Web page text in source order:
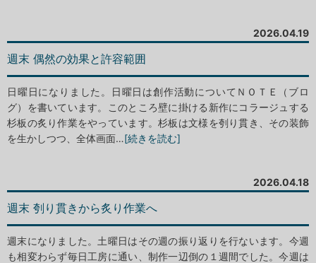
2026.04.19
週末 偶然の効果と許容範囲
日曜日になりました。日曜日は創作活動についてＮＯＴＥ（ブロ
グ）を書いています。このところ壁に掛ける新作にコラージュする
杉板の炙り作業をやっています。杉板は文様を刳り貫き、その装飾
を生かしつつ、全体画面…[続きを読む]
2026.04.18
週末 刳り貫きから炙り作業へ
週末になりました。土曜日はその週の振り返りを行ないます。今週
も相変わらず毎日工房に通い、制作一辺倒の１週間でした。今週は